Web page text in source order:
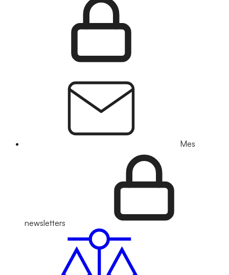
Mes
newsletters